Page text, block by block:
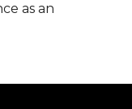
as an